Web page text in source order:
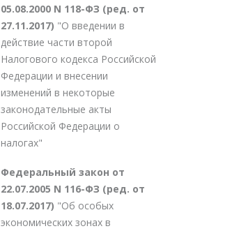
05.08.2000 N 118-ФЗ (ред. от
27.11.2017) "О введении в
действие части второй
Налогового кодекса Российской
Федерации и внесении
изменений в некоторые
законодательные акты
Российской Федерации о
налогах"
Федеральный закон от
22.07.2005 N 116-ФЗ (ред. от
18.07.2017) "Об особых
экономических зонах в